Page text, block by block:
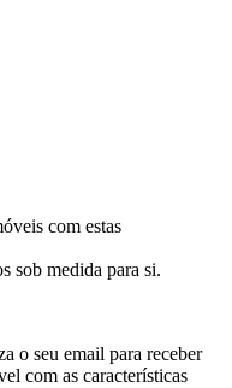
com estas
sob medida para si.
o seu email para receber
com as características